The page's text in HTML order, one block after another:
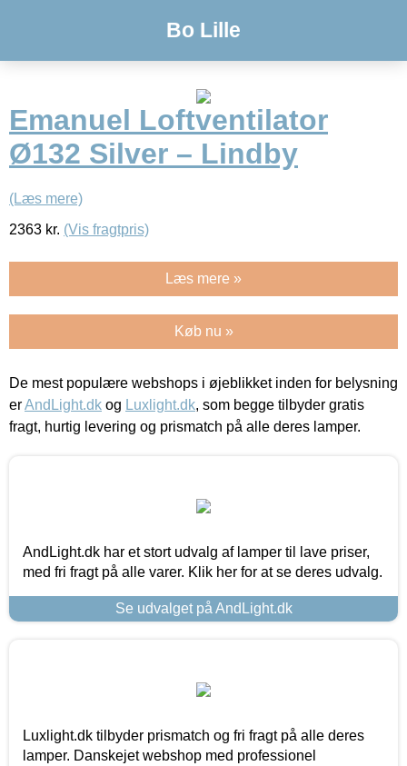
Bo Lille
Emanuel Loftventilator
Ø132 Silver – Lindby
(Læs mere)
2363 kr. (Vis fragtpris)
Læs mere »
Køb nu »
De mest populære webshops i øjeblikket inden for belysning
erAndLight.dk og Luxlight.dk, som begge tilbyder gratis
fragt, hurtig levering og prismatch på alle deres lamper.
AndLight.dk har et stort udvalg af lamper til lave priser,
med fri fragt på alle varer. Klik her for at se deres udvalg.
Se udvalget på AndLight.dk
Luxlight.dk tilbyder prismatch og fri fragt på alle deres
lamper. Danskejet webshop med professionel